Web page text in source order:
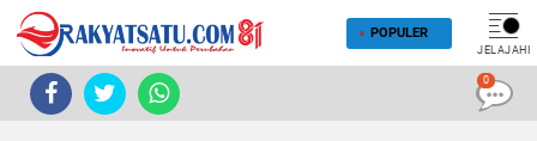
POPULER
JELAJAHI
0